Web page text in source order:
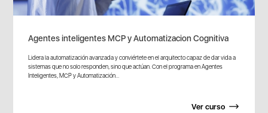
Agentes inteligentes MCP y Automatizacion Cognitiva
Lidera la automatización avanzada y conviértete en el arquitecto capaz de dar vida a
sistemas que no solo responden, sino que actúan. Con el programa en Agentes
Inteligentes, MCP y Automatización...
Ver curso